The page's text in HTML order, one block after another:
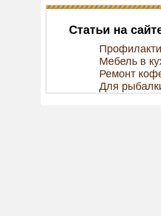
Статьи на
Мебель в
Ремонт
Для